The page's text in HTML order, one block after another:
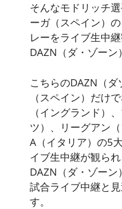
そんなモドリッチ
ーガ（スペイン）
レーをライブ生中継
DAZN（ダ・ゾーン）
こちらのDAZN（
（スペイン）だけ
（イングランド）
ツ）、リーグアン
A（イタリア）の5
イブ生中継が観ら
DAZN（ダ・ゾーン
試合ライブ中継と
す。